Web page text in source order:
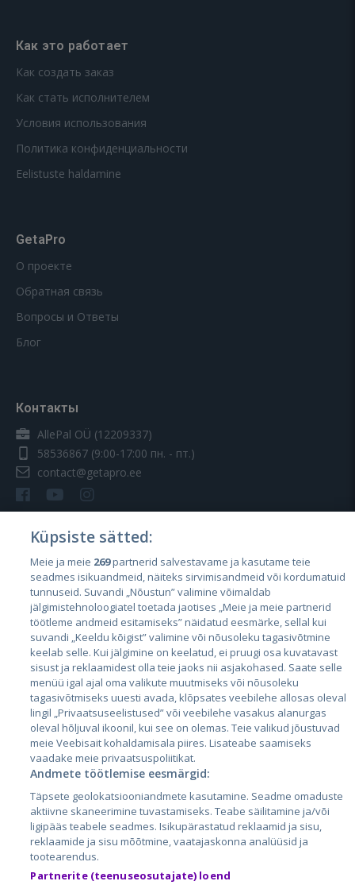
Как это работает
Как создать заказ
Как стать исполнителем
Условия использования
Политика конфиденциальности
Eelistuste haldamine
GetaPro
О проекте
Обратная связь
Вопросы и Ответы
Блог
Контакты
AllePal OÜ (12209337)
58536867 (9:00-17:00 пн. - пт.)
contact@getapro.ee
Страны
Эстония
Латвия
Литва
City24.lv
City24.ee
GetaPro.lv
GetaPro.ee
CVbankas.lt
Kainos.lt
Paslaugos.lt
auto24.ee
Küpsiste sätted:
Meie ja meie 269partnerid salvestavame ja kasutame teie
seadmes isikuandmeid, näiteks sirvimisandmeid või kordumatuid
tunnuseid. Suvandi „Nõustun” valimine võimaldab
jälgimistehnoloogiatel toetada jaotises „Meie ja meie partnerid
töötleme andmeid esitamiseks” näidatud eesmärke, sellal kui
suvandi „Keeldu kõigist” valimine või nõusoleku tagasivõtmine
keelab selle. Kui jälgimine on keelatud, ei pruugi osa kuvatavast
sisust ja reklaamidest olla teie jaoks nii asjakohased. Saate selle
menüü igal ajal oma valikute muutmiseks või nõusoleku
tagasivõtmiseks uuesti avada, klõpsates veebilehe allosas oleval
lingil „Privaatsuseelistused” või veebilehe vasakus alanurgas
oleval hõljuval ikoonil, kui see on olemas. Teie valikud jõustuvad
meie Veebisait kohaldamisala piires. Lisateabe saamiseks
vaadake meie privaatsuspoliitikat.
Andmete töötlemise eesmärgid:
Täpsete geolokatsiooniandmete kasutamine. Seadme omaduste
aktiivne skaneerimine tuvastamiseks. Teabe säilitamine ja/või
ligipääs teabele seadmes. Isikupärastatud reklaamid ja sisu,
reklaamide ja sisu mõõtmine, vaatajaskonna analüüsid ja
tootearendus.
Partnerite (teenuseosutajate) loend